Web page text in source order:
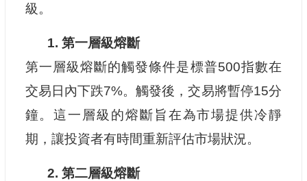
級。
1. 第一層級熔斷
第一層級熔斷的觸發條件是標普500指數在
交易日內下跌7%。觸發後，交易將暫停15分
鐘。這一層級的熔斷旨在為市場提供冷靜
期，讓投資者有時間重新評估市場狀況。
2. 第二層級熔斷